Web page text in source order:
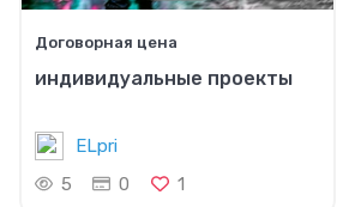
Договорная цена
индивидуальные проекты
ELpri
5
0 1